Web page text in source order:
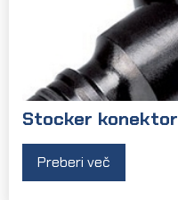
Stocker
Preberi več